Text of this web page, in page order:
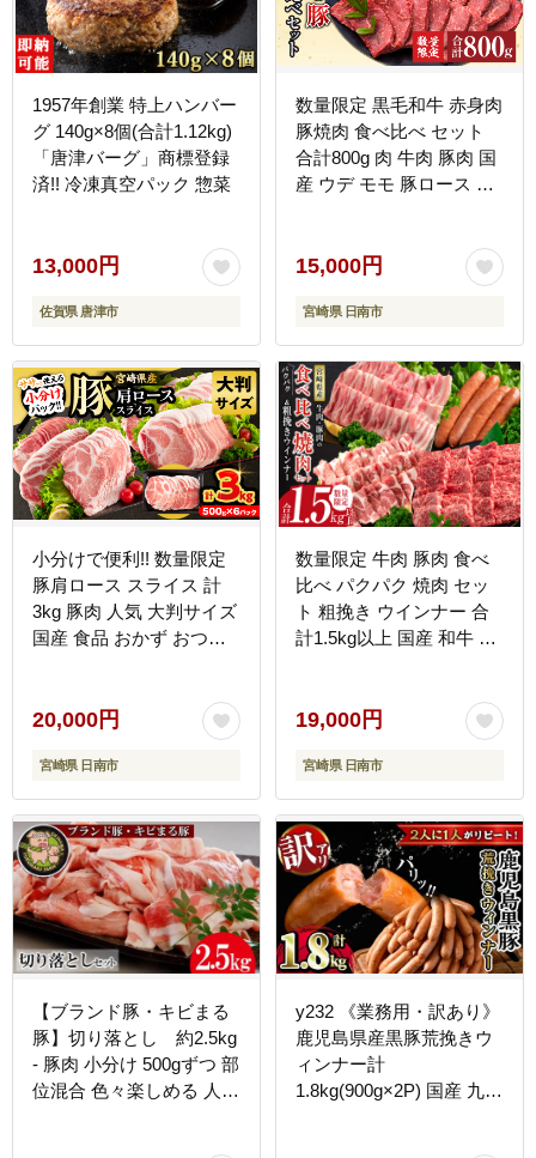
1957年創業 特上ハンバー
グ 140g×8個(合計1.12kg)
「唐津バーグ」商標登録
済!! 冷凍真空パック 惣菜
13,000円
佐賀県 唐津市
数量限定 黒毛和牛 赤身肉
豚焼肉 食べ比べ セット
合計800g 肉 牛肉 豚肉 国
産 ウデ モモ 豚ロース 肩
キュー キャンプ 晩ご飯
お祝い 記念日 豚丼 ギフ
ト 贈り物 ミヤチク 宮崎
県 日南市 送料無料
_C153-25
15,000円
宮崎県 日南市
小分けで便利!! 数量限定
豚肩ロース スライス 計
3kg 豚肉 人気 大判サイズ
国産 食品 おかず おつま
き 豚しゃぶ 生姜焼き 野
菜炒め ギフト 贈り物 贈
答 お取り寄せ おすそ分け
宮崎県 日南市 送料無料
_D126-26
20,000円
宮崎県 日南市
数量限定 牛肉 豚肉 食べ
比べ パクパク 焼肉 セッ
ト 粗挽き ウインナー 合
計1.5kg以上 国産 和牛 ウ
弁当 BBQ キャンプ グラ
ンピング 詰め合わせ おす
すめ お取り寄せ ミヤチク
宮崎県 日南市 送料無料
_CD78-25
19,000円
宮崎県 日南市
【ブランド豚・キビまる
豚】切り落とし 約2.5kg
- 豚肉 小分け 500gずつ 部
位混合 色々楽しめる 人気
y232 《業務用・訳あり》
鹿児島県産黒豚荒挽きウ
ィンナー計
1.8kg(900g×2P) 国産 九州